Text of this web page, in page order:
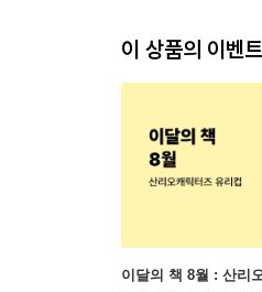
이 상품의 이벤트
이달의 책 8월 : 산리